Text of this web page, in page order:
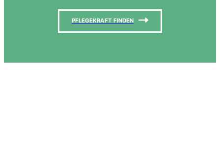
PFLEGEKRAFT FINDEN